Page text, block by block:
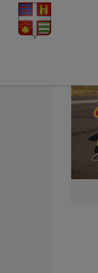
Contenu